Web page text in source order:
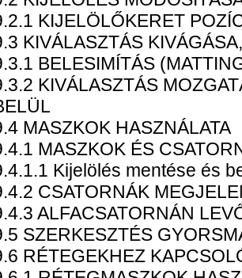
KIJELÖLŐKERET
KIVÁLASZTÁS
BELESIMÍTÁS
KIVÁLASZTÁS
MASZKOK HASZNÁLATA
MASZKOK ÉS
Kijelölés mentése és
CSATORNÁK
ALFACSATORNÁN
SZERKESZTÉS
RÉTEGEKHEZ